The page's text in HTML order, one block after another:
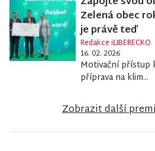
Zelená obec
je právě teď
Redakce iLIBERECKO
16. 02. 2026
Motivační přístup
příprava na klim...
Zobrazit další